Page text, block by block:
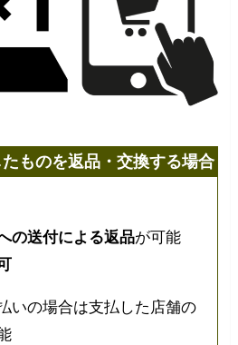
ものを返品・交換する場合
の送付による返品が可能
いの場合は支払した店舗の